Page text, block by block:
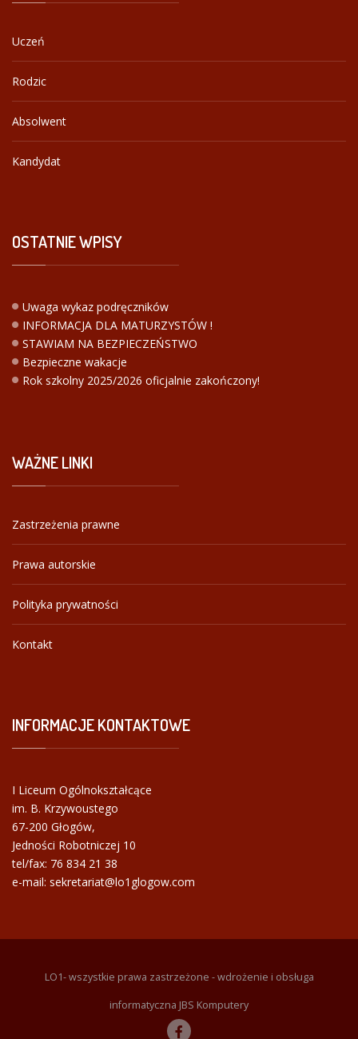
Uczeń
Rodzic
Absolwent
Kandydat
OSTATNIEWPISY
Uwaga wykaz podręczników
INFORMACJA DLA MATURZYSTÓW !
STAWIAM NA BEZPIECZEŃSTWO
Bezpieczne wakacje
Rok szkolny 2025/2026 oficjalnie zakończony!
WAŻNELINKI
Zastrzeżenia prawne
Prawa autorskie
Polityka prywatności
Kontakt
INFORMACJEKONTAKTOWE
I Liceum Ogólnokształcące
im. B. Krzywoustego
67-200 Głogów,
Jedności Robotniczej 10
tel/fax: 76 834 21 38
e-mail: sekretariat@lo1glogow.com
LO1- wszystkie prawa zastrzeżone - wdrożenie i obsługa
informatyczna JBS Komputery